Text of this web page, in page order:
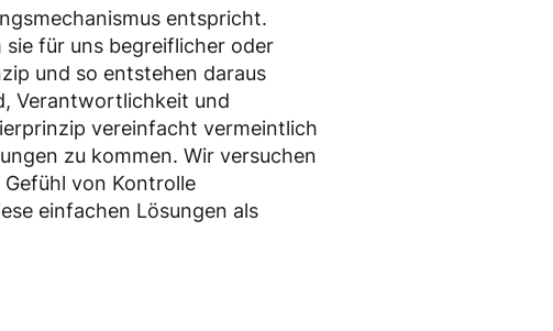
entspricht.
für uns begreiflicher oder
und so entstehen daraus
Verantwortlichkeit und
vereinfacht vermeintlich
zu kommen. Wir versuchen
von Kontrolle
einfachen Lösungen als